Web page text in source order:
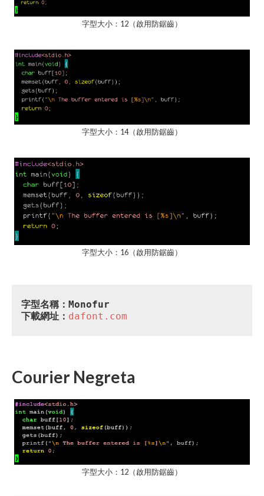
字型大小：12（啟用防鋸齒）
字型大小：14（啟用防鋸齒）
字型大小：16（啟用防鋸齒）
字型名稱：Monofur
下載網址： dafont.com
Courier Negreta
字型大小：12（啟用防鋸齒）